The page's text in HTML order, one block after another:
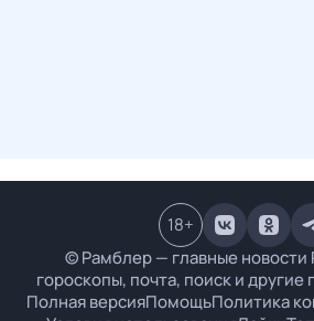
© Рамблер — главные новости
гороскопы, почта, поиск и
Полная версияПомощьПолитика
18+